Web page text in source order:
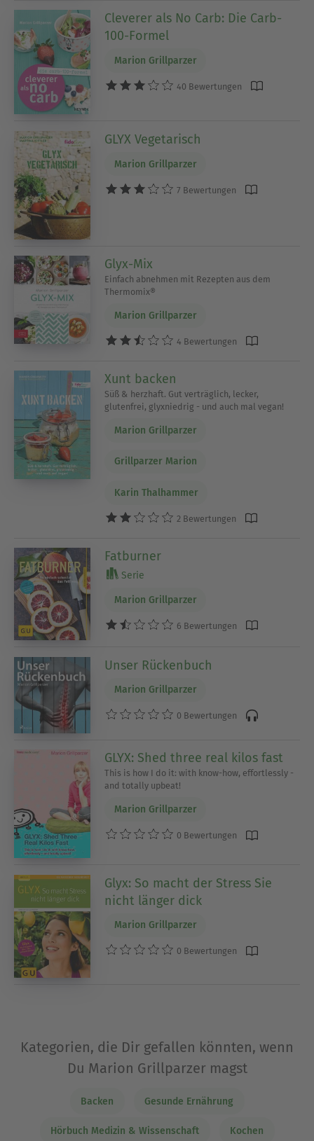
Cleverer als No Carb: Die Carb-
100-Formel
Marion Grillparzer
40 Bewertungen
GLYX Vegetarisch
Marion Grillparzer
7 Bewertungen
Glyx-Mix
Einfach abnehmen mit Rezepten aus dem
Thermomix®
Marion Grillparzer
4 Bewertungen
Xunt backen
Süß & herzhaft. Gut verträglich, lecker,
glutenfrei, glyxniedrig - und auch mal vegan!
Marion Grillparzer
Grillparzer Marion
Karin Thalhammer
2 Bewertungen
Fatburner
Serie
Marion Grillparzer
6 Bewertungen
Unser Rückenbuch
Marion Grillparzer
0 Bewertungen
GLYX: Shed three real kilos fast
This is how I do it: with know-how, effortlessly -
and totally upbeat!
Marion Grillparzer
0 Bewertungen
Glyx: So macht der Stress Sie
nicht länger dick
Marion Grillparzer
0 Bewertungen
Kategorien, die Dir gefallen könnten, wenn
Du Marion Grillparzer magst
Backen Gesunde Ernährung
Hörbuch Medizin & Wissenschaft Kochen